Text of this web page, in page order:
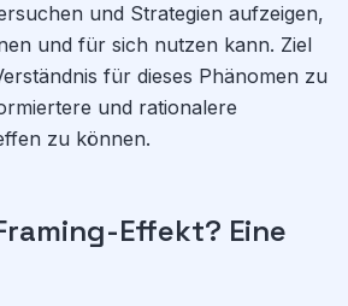
und Strategien aufzeigen,
und für sich nutzen kann. Ziel
für dieses Phänomen zu
und rationalere
zu können.
Effekt? Eine